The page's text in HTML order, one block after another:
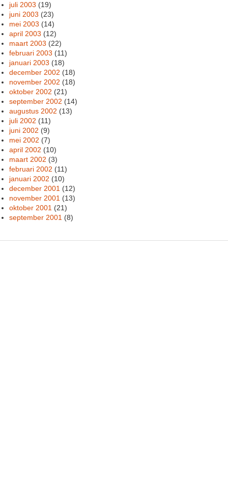
juli 2003 (19)
juni 2003 (23)
mei 2003 (14)
april 2003 (12)
maart 2003 (22)
februari 2003 (11)
januari 2003 (18)
december 2002 (18)
november 2002 (18)
oktober 2002 (21)
september 2002 (14)
augustus 2002 (13)
juli 2002 (11)
juni 2002 (9)
mei 2002 (7)
april 2002 (10)
maart 2002 (3)
februari 2002 (11)
januari 2002 (10)
december 2001 (12)
november 2001 (13)
oktober 2001 (21)
september 2001 (8)